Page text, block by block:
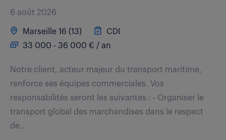
6 août 2026
Marseille 16 (13)
CDI
33 000 - 36 000 € / an
Notre client, acteur majeur du transport maritime,
renforce ses équipes commerciales. Vos
responsabilités seront les suivantes : - Organiser le
transport global des marchandises dans le respect
de...